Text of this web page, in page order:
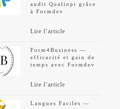
audit Qualiopi grâce
à Formdev
Lire l’article
Form4Business —
efficacité et gain de
temps avec Formdev
Lire l’article
Langues Faciles —